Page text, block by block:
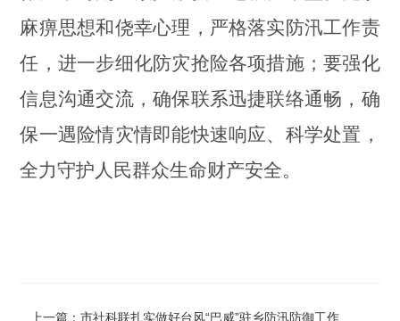
麻痹思想和侥幸心理 ， 严格落实防汛工作责
任， 进一步细化防灾抢险各项措施；要强化
信息沟通交流，确保联系迅捷联络通畅 ，确
保一遇险情灾情即能快速响应、科学处置，
全力守护人民群众生命财产安全。
上一篇：市社科联扎实做好台风“巴威”驻乡防汛防御工作